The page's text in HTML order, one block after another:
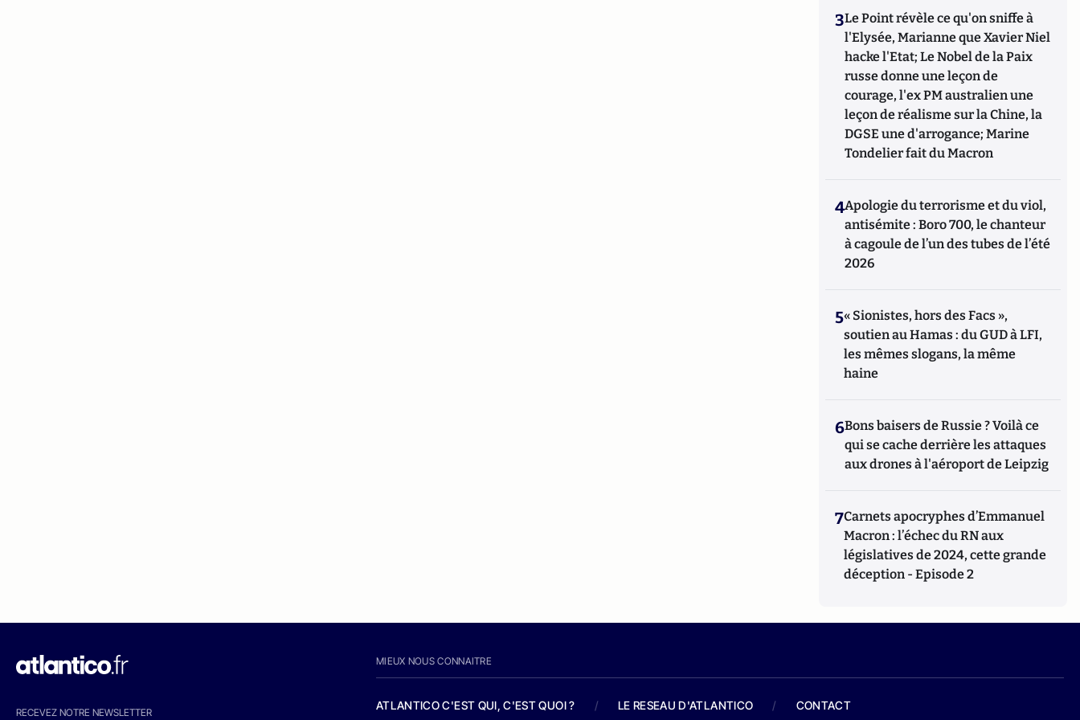
3Le Point révèle ce qu'on sniffe à
l'Elysée, Marianne que Xavier Niel
hacke l'Etat; Le Nobel de la Paix
russe donne une leçon de
courage, l'ex PM australien une
leçon de réalisme sur la Chine, la
DGSE une d'arrogance; Marine
Tondelier fait du Macron
4Apologie du terrorisme et du viol,
antisémite : Boro 700, le chanteur
à cagoule de l’un des tubes de l’été
2026
5« Sionistes, hors des Facs »,
soutien au Hamas : du GUD à LFI,
les mêmes slogans, la même
haine
6Bons baisers de Russie ? Voilà ce
qui se cache derrière les attaques
aux drones à l'aéroport de Leipzig
7Carnets apocryphes d’Emmanuel
Macron : l’échec du RN aux
législatives de 2024, cette grande
déception - Episode 2
RECEVEZ NOTRE NEWSLETTER
MIEUX NOUS CONNAITRE
ATLANTICO C'EST QUI, C'EST QUOI ? / LE RESEAU D'ATLANTICO / CONTACT